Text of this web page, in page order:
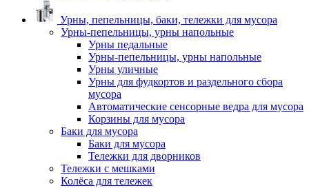
Урны, пепельницы, баки, тележки для мусора
Урны-пепельницы, урны напольные
Урны педальные
Урны-пепельницы, урны напольные
Урны уличные
Урны для фудкортов и раздельного сбора
мусора
Автоматические сенсорные ведра для мусора
Корзины для мусора
Баки для мусора
Баки для мусора
Тележки для дворников
Тележки с мешками
Колёса для тележек